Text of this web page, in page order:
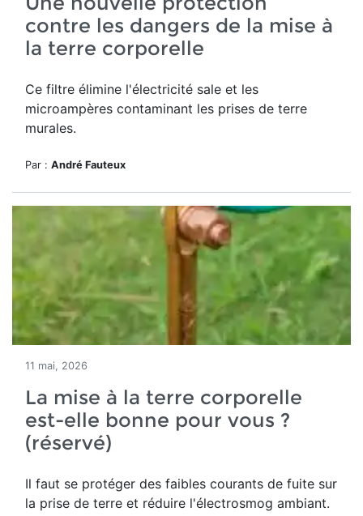
contre les dangers de la mise à
la terre corporelle
Ce filtre élimine l'électricité sale et les
microampères contaminant les prises de terre
murales.
Par : André Fauteux
11 mai, 2026
La mise à la terre corporelle
est-elle bonne pour vous ?
(réservé)
Il faut se protéger des faibles courants de fuite sur
la prise de terre et réduire l'électrosmog ambiant.